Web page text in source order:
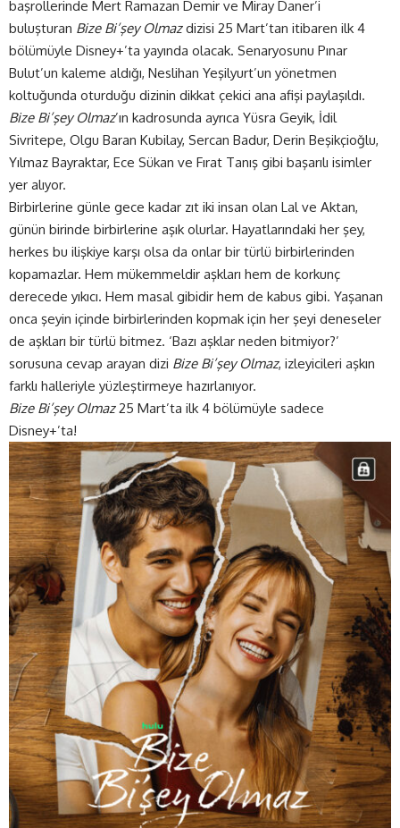
başrollerinde Mert Ramazan Demir ve Miray Daner’i
buluşturan Bize Bi’şey Olmazdizisi 25 Mart’tan itibaren ilk 4
bölümüyle Disney+’ta yayında olacak. Senaryosunu Pınar
Bulut’un kaleme aldığı, Neslihan Yeşilyurt’un yönetmen
koltuğunda oturduğu dizinin dikkat çekici ana afişi paylaşıldı.
Bize Bi’şey Olmaz’ın kadrosunda ayrıca Yüsra Geyik, İdil
Sivritepe, Olgu Baran Kubilay, Sercan Badur, Derin Beşikçioğlu,
Yılmaz Bayraktar, Ece Sükan ve Fırat Tanış gibi başarılı isimler
yer alıyor.
Birbirlerine günle gece kadar zıt iki insan olan Lal ve Aktan,
günün birinde birbirlerine aşık olurlar. Hayatlarındaki her şey,
herkes bu ilişkiye karşı olsa da onlar bir türlü birbirlerinden
kopamazlar. Hem mükemmeldir aşkları hem de korkunç
derecede yıkıcı. Hem masal gibidir hem de kabus gibi. Yaşanan
onca şeyin içinde birbirlerinden kopmak için her şeyi deneseler
de aşkları bir türlü bitmez. ‘Bazı aşklar neden bitmiyor?’
sorusuna cevap arayan dizi Bize Bi’şey Olmaz, izleyicileri aşkın
farklı halleriyle yüzleştirmeye hazırlanıyor.
Bize Bi’şey Olmaz25 Mart’ta ilk 4 bölümüyle sadece
Disney+’ta!